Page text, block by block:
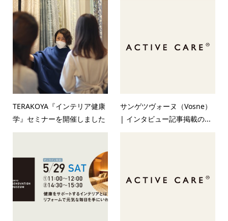
TERAKOYA『インテリア健康
学』セミナーを開催しました
サンゲツヴォーヌ（Vosne）
| インタビュー記事掲載の...